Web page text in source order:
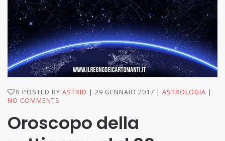
0 POSTED BY ASTRID 29 GENNAIO 2017
ASTROLOGIA
NO COMMENTS
Oroscopo della